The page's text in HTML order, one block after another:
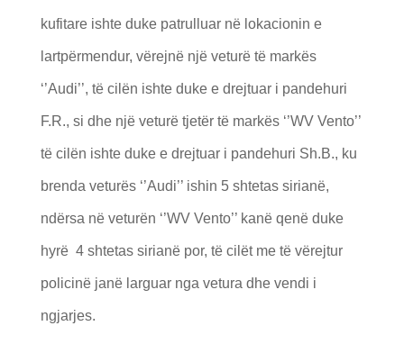
kufitare ishte duke patrulluar në lokacionin e
lartpërmendur, vërejnë një veturë të markës
‘’Audi’’, të cilën ishte duke e drejtuar i pandehuri
F.R., si dhe një veturë tjetër të markës ‘’WV Vento’’
të cilën ishte duke e drejtuar i pandehuri Sh.B., ku
brenda veturës ‘’Audi’’ ishin 5 shtetas sirianë,
ndërsa në veturën ‘’WV Vento’’ kanë qenë duke
hyrë 4 shtetas sirianë por, të cilët me të vërejtur
policinë janë larguar nga vetura dhe vendi i
ngjarjes.